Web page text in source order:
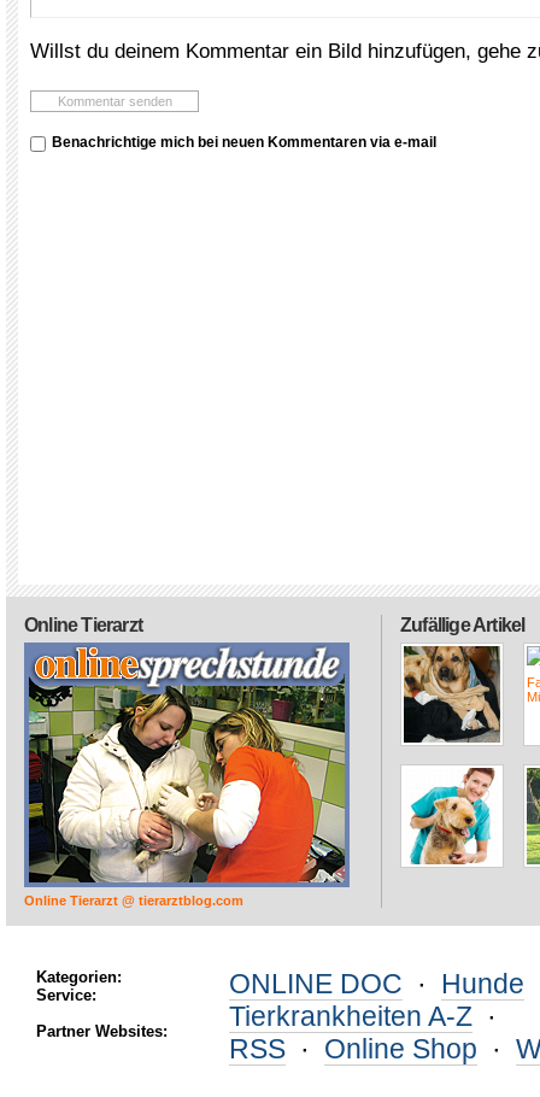
Willst du deinem Kommentar ein Bild hinzufügen, gehe
Benachrichtige mich bei neuen Kommentaren via e-mail
Zufällige Artikel
Online Tierarzt
Online Tierarzt @ tierarztblog.com
Kategorien:
Service:
Partner Websites:
ONLINE DOC · Hunde
Tierkrankheiten A-Z ·
RSS · Online Shop ·